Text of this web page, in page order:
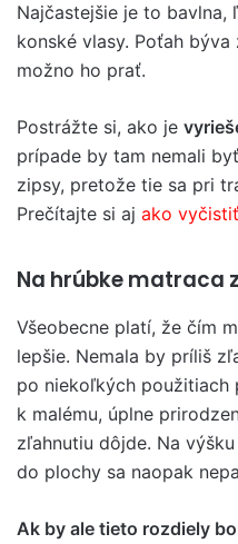
Najčastejšie je to bavlna,
konské vlasy. Poťah
možno ho prať.
Postrážte si, ako je
prípade by tam nemali
zipsy, pretože tie sa pri
Prečítajte si aj ako
Na hrúbke matraca
Všeobecne platí, že čím
lepšie. Nemala by príliš
po niekoľkých použitiach
k ​​malému, úplne
zľahnutiu dôjde. Na
do plochy sa naopak
Ak by ale tieto rozdiely